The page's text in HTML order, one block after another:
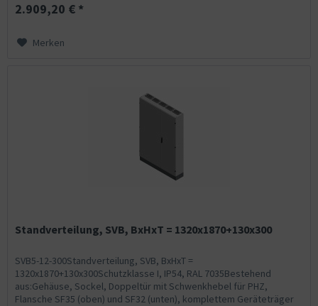
2.909,20 € *
Merken
Standverteilung, SVB, BxHxT = 1320x1870+130x300
SVB5-12-300Standverteilung, SVB, BxHxT =
1320x1870+130x300Schutzklasse I, IP54, RAL 7035Bestehend
aus:Gehäuse, Sockel, Doppeltür mit Schwenkhebel für PHZ,
Flansche SF35 (oben) und SF32 (unten), komplettem Geräteträger